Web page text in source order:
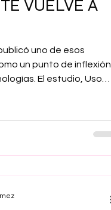
VUELVE A
uno de esos
un punto de inflexión
El estudio, Uso
con ELA avanzada
cerebro-ordenador